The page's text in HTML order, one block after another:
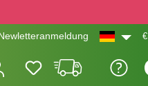
Newletteranmeldung €